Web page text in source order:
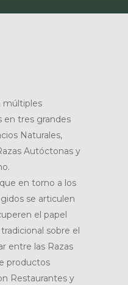
múltiples
en tres grandes
Naturales,
Autóctonas y
en torno a los
se articulen
el papel
sobre el
entre las Razas
productos
Restaurantes y